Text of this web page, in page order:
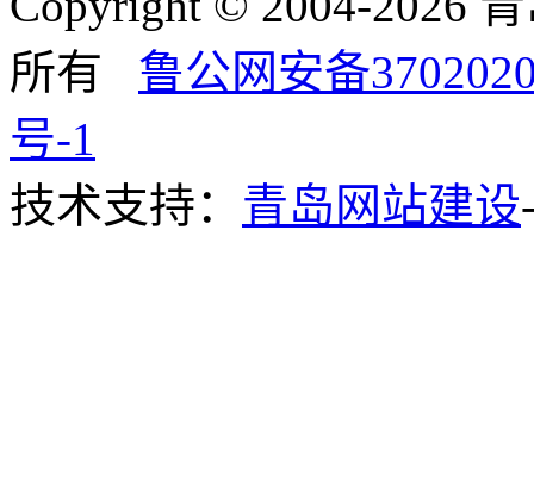
所有 鲁公网安备
号-1
技术支持： 青岛网站建设